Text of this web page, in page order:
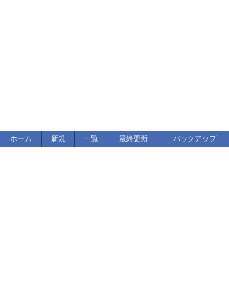
ホーム 新規 一覧 最終更新 バックアップ